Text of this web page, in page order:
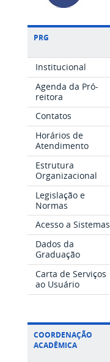
PRG
Institucional
Agenda da Pró-
reitora
Contatos
Horários de
Atendimento
Estrutura
Organizacional
Legislação e
Normas
Acesso a Sistemas
Dados da
Graduação
Carta de Serviços
ao Usuário
COORDENAÇÃO
ACADÊMICA